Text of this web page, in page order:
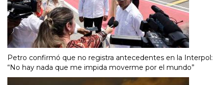
Petro confirmó que no registra antecedentes en la Interpol:
“No hay nada que me impida moverme por el mundo”